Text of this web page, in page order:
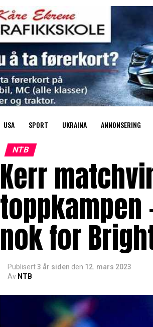
USA SPORT UKRAINA ANNONSERING
NTB
Kerr
toppkampen
nok for
Publisert3 år siden den 12. mars 2023
Av NTB